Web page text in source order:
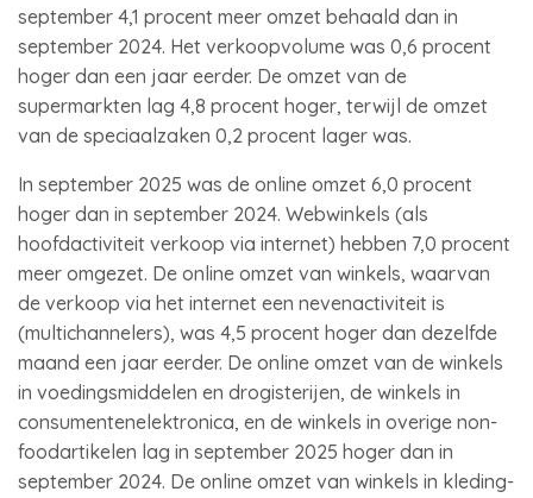
september 4,1 procent meer omzet behaald dan in
september 2024. Het verkoopvolume was 0,6 procent
hoger dan een jaar eerder. De omzet van de
supermarkten lag 4,8 procent hoger, terwijl de omzet
van de speciaalzaken 0,2 procent lager was.
In september 2025 was de online omzet 6,0 procent
hoger dan in september 2024. Webwinkels (als
hoofdactiviteit verkoop via internet) hebben 7,0 procent
meer omgezet. De online omzet van winkels, waarvan
de verkoop via het internet een nevenactiviteit is
(multichannelers), was 4,5 procent hoger dan dezelfde
maand een jaar eerder. De online omzet van de winkels
in voedingsmiddelen en drogisterijen, de winkels in
consumentenelektronica, en de winkels in overige non-
foodartikelen lag in september 2025 hoger dan in
september 2024. De online omzet van winkels in kleding-